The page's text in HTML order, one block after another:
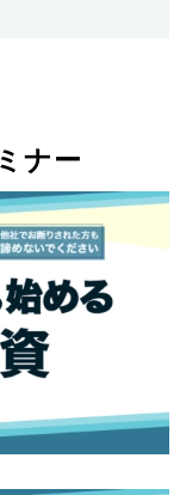
ナー